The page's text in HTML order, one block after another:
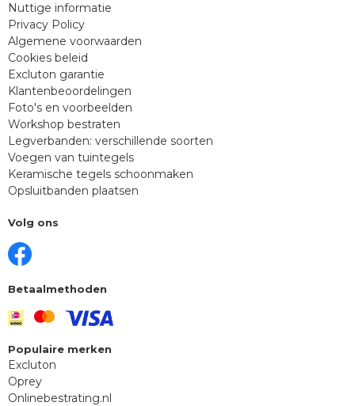
Nuttige informatie
Privacy Policy
Algemene voorwaarden
Cookies beleid
Excluton garantie
Klantenbeoordelingen
Foto's en voorbeelden
Workshop bestraten
Legverbanden: verschillende soorten
Voegen van tuintegels
Keramische tegels schoonmaken
Opsluitbanden plaatsen
Volg ons
Betaalmethoden
Populaire merken
Excluton
Oprey
Onlinebestrating.nl